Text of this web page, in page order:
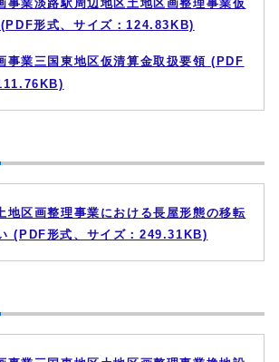
事業淡路駅周辺地区土地区画整理事業仮
形式、サイズ：124.83KB)
事業三国東地区仮清算金取扱要領 (PDF
地区画整理事業における長屋形態の移転
(PDF形式、サイズ：249.31KB)